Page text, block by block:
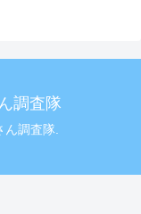
調査隊
調査隊.